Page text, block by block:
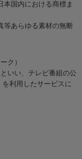
本国内における商標ま
等あらゆる素材の無断
ク）
いい、テレビ番組の公
を利用したサービスに